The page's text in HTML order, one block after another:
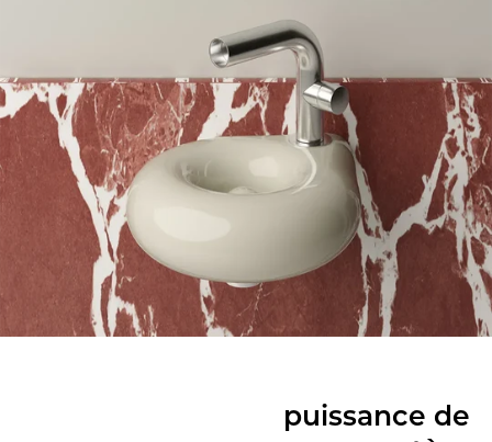
puissance de